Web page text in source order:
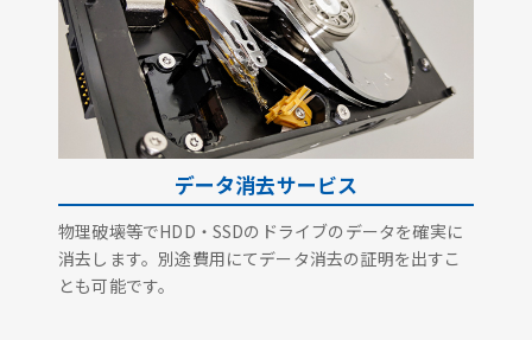
データ消去サービス
物理破壊等でHDD・SSDのドライブのデータを確実に
消去します。別途費用にてデータ消去の証明を出すこ
とも可能です。